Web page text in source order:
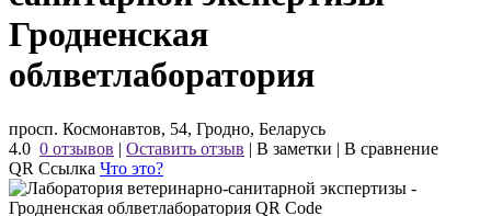
Гродненская
облветлаборатория
просп. Космонавтов, 54, Гродно, Беларусь
4.0 0 отзывов | Оставить отзыв | В заметки | В сравнение
QR Ссылка Что это?